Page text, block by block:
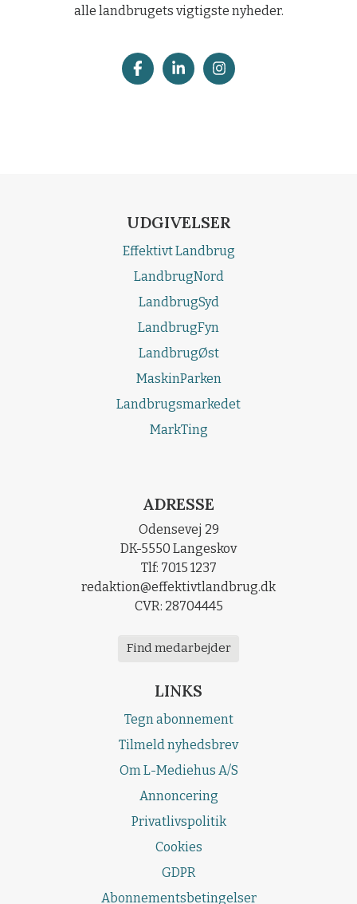
alle landbrugets vigtigste nyheder.
UDGIVELSER
Effektivt Landbrug
LandbrugNord
LandbrugSyd
LandbrugFyn
LandbrugØst
MaskinParken
Landbrugsmarkedet
MarkTing
ADRESSE
Odensevej 29
DK-5550 Langeskov
Tlf: 7015 1237
redaktion@effektivtlandbrug.dk
CVR: 28704445
Find medarbejder
LINKS
Tegn abonnement
Tilmeld nyhedsbrev
Om L-Mediehus A/S
Annoncering
Privatlivspolitik
Cookies
GDPR
Abonnementsbetingelser